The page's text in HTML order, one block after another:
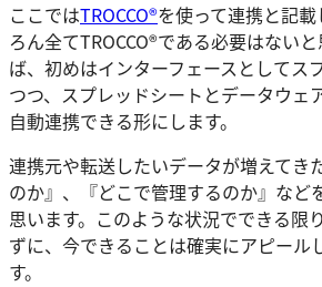
ここではTROCCO®を使って連携と記
ろん全てTROCCO®である必要はない
ば、初めはインターフェースとしてス
つつ、スプレッドシートとデータウェ
自動連携できる形にします。
連携元や転送したいデータが増えてき
のか』、『どこで管理するのか』など
思います。このような状況でできる限
ずに、今できることは確実にアピール
す。